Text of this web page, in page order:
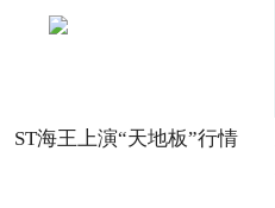
ST海王上演“天地板”行情